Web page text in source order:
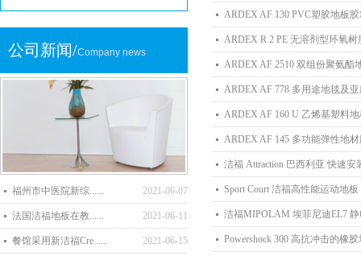
公司新闻/Company news
福州市中医院新综...... 2021-06-07
法国洁福地板在教...... 2021-06-11
餐馆采用新洁福Cre...... 2021-06-15
ARDEX AF 130 PVC塑胶地板
ARDEX R 2 PE 无溶剂型环氧树
ARDEX AF 2510 双组份聚氨酯
ARDEX AF 778 多用途地毯及
ARDEX AF 160 U 乙烯基塑料
ARDEX AF 145 多功能弹性地
洁福 Attraction 巴西利亚 快速安
Sport Court 洁福高性能运动地板
洁福MIPOLAM 埃菲尼迪EL7
Powershock 300 高抗冲击的橡